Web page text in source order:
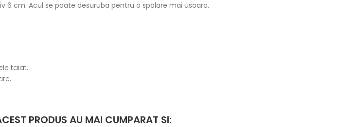
cm. Acul se poate desuruba pentru o spalare mai usoara.
taiat.
PRODUS AU MAI CUMPARAT SI: